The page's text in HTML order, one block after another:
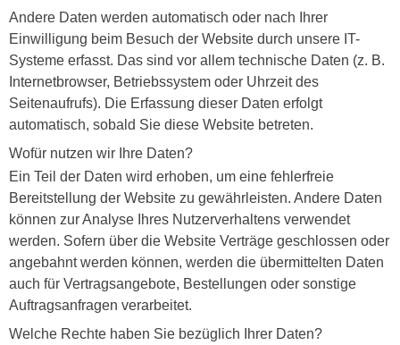
Andere Daten werden automatisch oder nach Ihrer
Einwilligung beim Besuch der Website durch unsere IT-
Systeme erfasst. Das sind vor allem technische Daten (z. B.
Internetbrowser, Betriebssystem oder Uhrzeit des
Seitenaufrufs). Die Erfassung dieser Daten erfolgt
automatisch, sobald Sie diese Website betreten.
Wofür nutzen wir Ihre Daten?
Ein Teil der Daten wird erhoben, um eine fehlerfreie
Bereitstellung der Website zu gewährleisten. Andere Daten
können zur Analyse Ihres Nutzerverhaltens verwendet
werden. Sofern über die Website Verträge geschlossen oder
angebahnt werden können, werden die übermittelten Daten
auch für Vertragsangebote, Bestellungen oder sonstige
Auftragsanfragen verarbeitet.
Welche Rechte haben Sie bezüglich Ihrer Daten?